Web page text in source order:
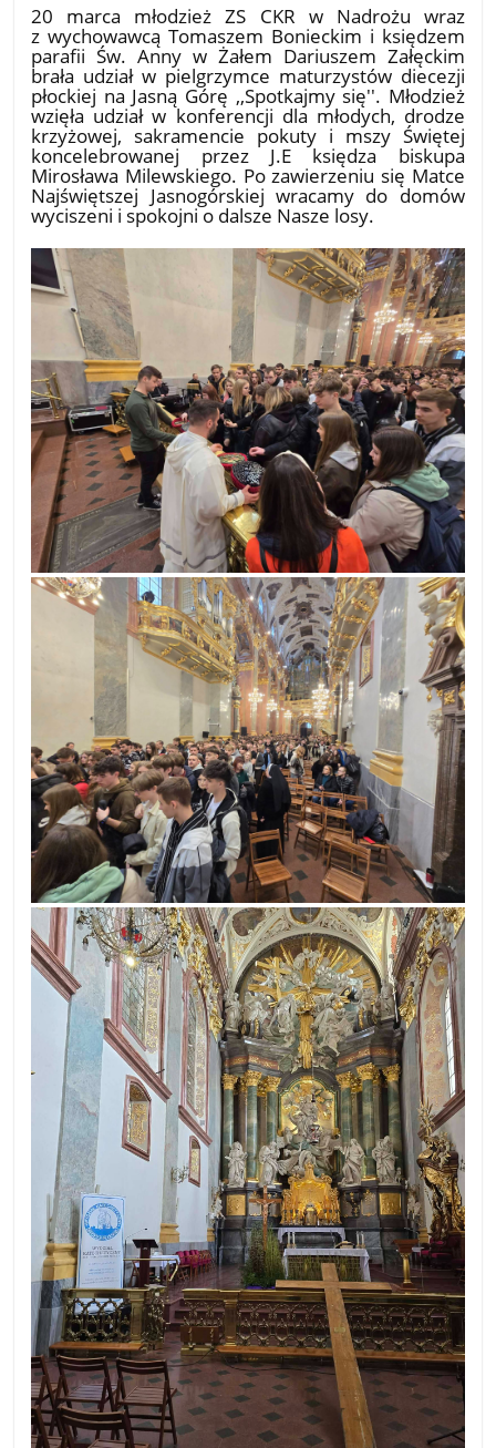
20 marca młodzież ZS CKR w Nadrożu wraz
z wychowawcą Tomaszem Bonieckim i księdzem
parafii Św. Anny w Żałem Dariuszem Załęckim
brała udział w pielgrzymce maturzystów diecezji
płockiej na Jasną Górę ,,Spotkajmy się''. Młodzież
wzięła udział w konferencji dla młodych, drodze
krzyżowej, sakramencie pokuty i mszy Świętej
koncelebrowanej przez J.E księdza biskupa
Mirosława Milewskiego. Po zawierzeniu się Matce
Najświętszej Jasnogórskiej wracamy do domów
wyciszeni i spokojni o dalsze Nasze losy.